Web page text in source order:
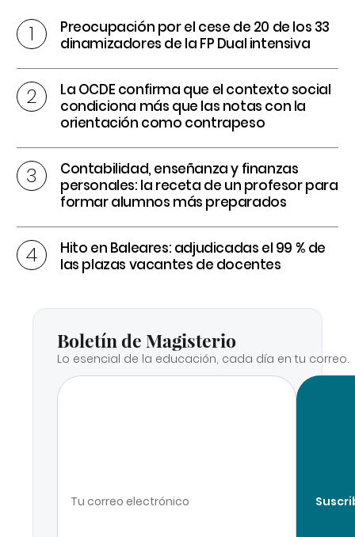
Preocupación por el cese de 20 de los 33
dinamizadores de la FP Dual intensiva
La OCDE confirma que el contexto social
condiciona más que las notas con la
orientación como contrapeso
Contabilidad, enseñanza y finanzas
personales: la receta de un profesor para
formar alumnos más preparados
Hito en Baleares: adjudicadas el 99 % de
las plazas vacantes de docentes
Boletín de Magisterio
Lo esencial de la educación, cada día en tu correo.